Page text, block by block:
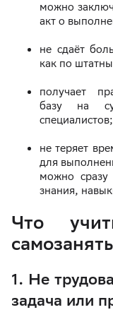
можно
акт о
не сдаёт
как по
получает
базу на
специалистов;
не теряет
для
можно сразу
знания,
Что
1. Не
задача или